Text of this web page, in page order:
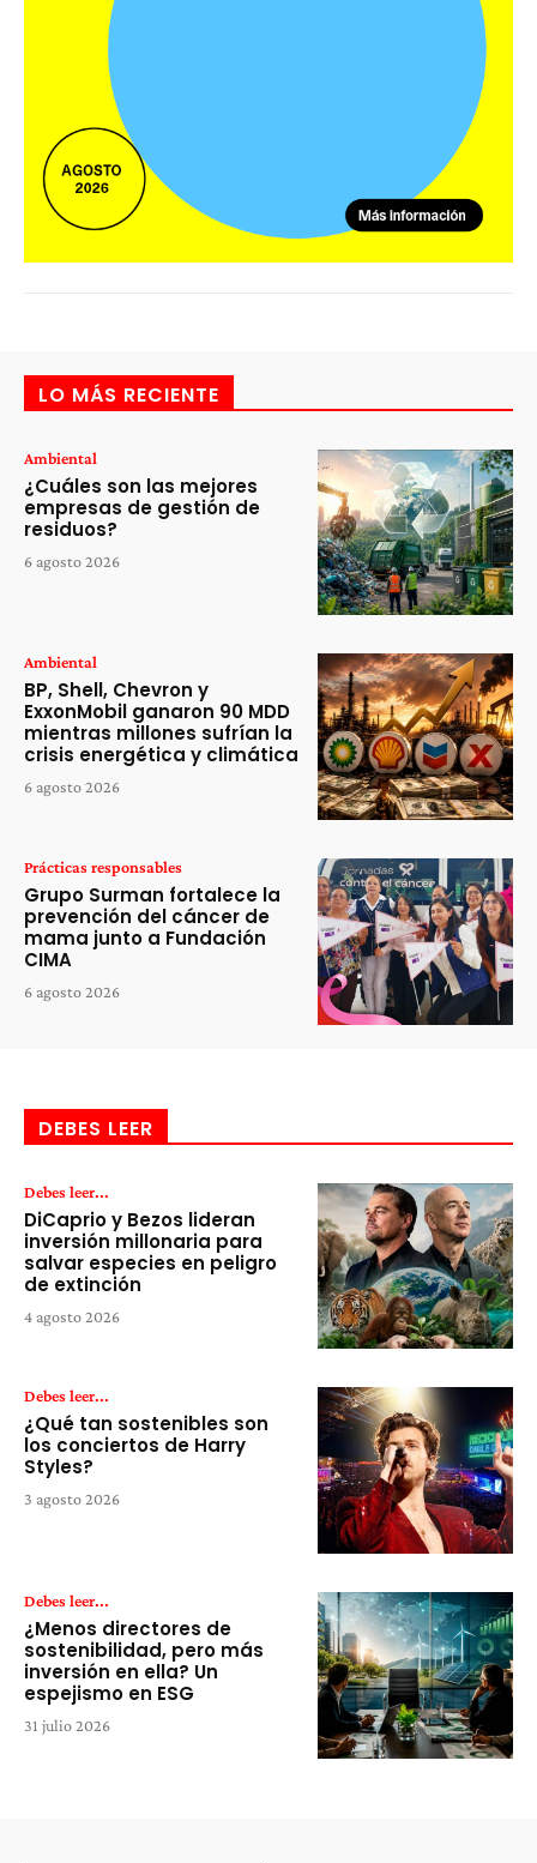
LO MÁS RECIENTE
Ambiental
¿Cuáles son las mejores
empresas de gestión de
residuos?
6 agosto 2026
Ambiental
BP, Shell, Chevron y
ExxonMobil ganaron 90 MDD
mientras millones sufrían la
crisis energética y climática
6 agosto 2026
Prácticas responsables
Grupo Surman fortalece la
prevención del cáncer de
mama junto a Fundación
CIMA
6 agosto 2026
DEBES LEER
Debes leer...
DiCaprio y Bezos lideran
inversión millonaria para
salvar especies en peligro
de extinción
4 agosto 2026
Debes leer...
¿Qué tan sostenibles son
los conciertos de Harry
Styles?
3 agosto 2026
Debes leer...
¿Menos directores de
sostenibilidad, pero más
inversión en ella? Un
espejismo en ESG
31 julio 2026